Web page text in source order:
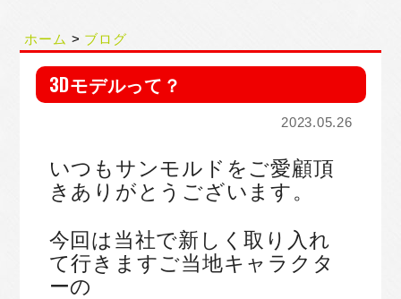
ホーム ブログ
3Dモデルって？
2023.05.26
いつもサンモルドをご愛顧頂
きありがとうございます。
今回は当社で新しく取り入れ
て行きますご当地キャラクタ
ーの